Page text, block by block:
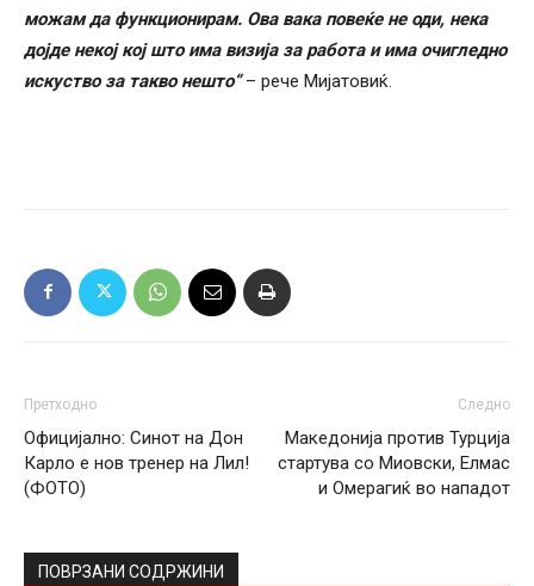
можам да функционирам. Ова вака повеќе не оди, нека
дојде некој кој што има визија за работа и има очигледно
искуство за такво нешто“ – рече Мијатовиќ.
Претходно
Официјално: Синот на Дон
Карло е нов тренер на Лил!
(ФОТО)
Следно
Македонија против Турција
стартува со Миовски, Елмас
и Омерагиќ во нападот
ПОВРЗАНИ СОДРЖИНИ